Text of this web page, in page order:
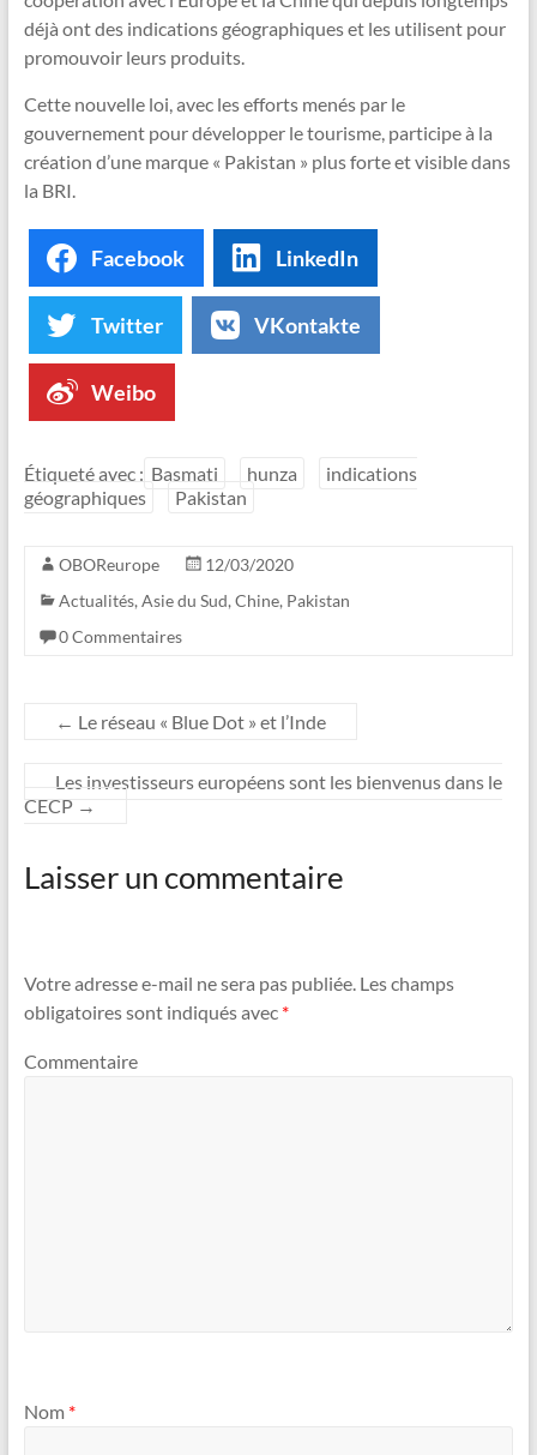
déjà ont des indications géographiques et les utilisent pour
promouvoir leurs produits.
Cette nouvelle loi, avec les efforts menés par le
gouvernement pour développer le tourisme, participe à la
création d’une marque « Pakistan » plus forte et visible dans
la BRI.
Facebook LinkedIn
Twitter VKontakte
Weibo
Étiqueté avec : Basmati hunza
indications
géographiques
Pakistan
OBOReurope
12/03/2020
Actualités, Asie du Sud, Chine, Pakistan
0 Commentaires
← Le réseau « Blue Dot » et l’Inde
Les investisseurs européens sont les bienvenus dans le
CECP →
Laisser un commentaire
Votre adresse e-mail ne sera pas publiée. Les champs
obligatoires sont indiqués avec *
Commentaire
Nom *